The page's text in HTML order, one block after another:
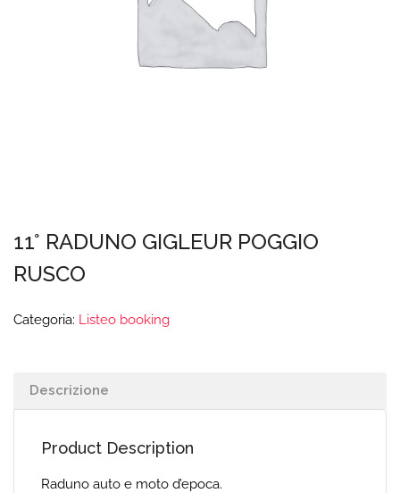
11° RADUNO GIGLEUR POGGIO
RUSCO
Categoria: Listeo booking
Descrizione
Product Description
Raduno auto e moto d’epoca.